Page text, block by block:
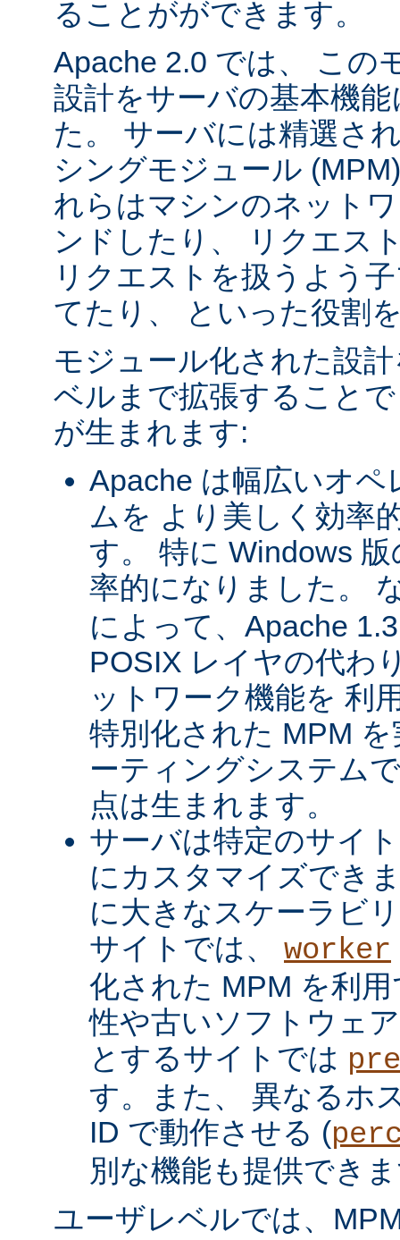
ることがができます。
Apache 2.0 では、 この
設計をサーバの基本機
た。 サーバには精選さ
シングモジュール
れらはマシンのネット
ンドしたり、 リクエス
リクエストを扱うよう
てたり、 といった役割
モジュール化された設
ベルまで拡張すること
が生まれます:
Apache は幅広いオ
ムを より美しく効率
す。 特に Windows
率的になりました。
によって、Apache
POSIX レイヤの代わ
ットワーク機能を 利
特別化された MPM
ーティングシステム
点は生まれます。
サーバは特定のサイ
にカスタマイズでき
に大きなスケーラビ
サイトでは、 worker
化された MPM を利
性や古いソフトウェ
とするサイトでは
す。また、 異なるホ
ID で動作させる (
別な機能も提供でき
ユーザレベルでは、